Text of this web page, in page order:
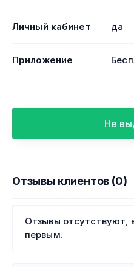
Личный кабинет да
Приложение
Не
Отзывы клиентов (0)
Отзывы отсутствуют,
первым.